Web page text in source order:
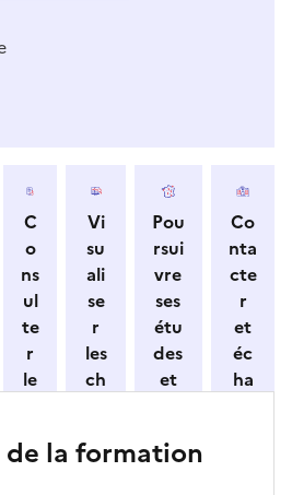
e-mail
C
o
ns
ul
te
r
le
o
Vi
su
ali
se
r
les
ch
s
Pou
rsui
vre
ses
étu
des
et
re
Co
nta
cte
r
et
éc
ha
la formation